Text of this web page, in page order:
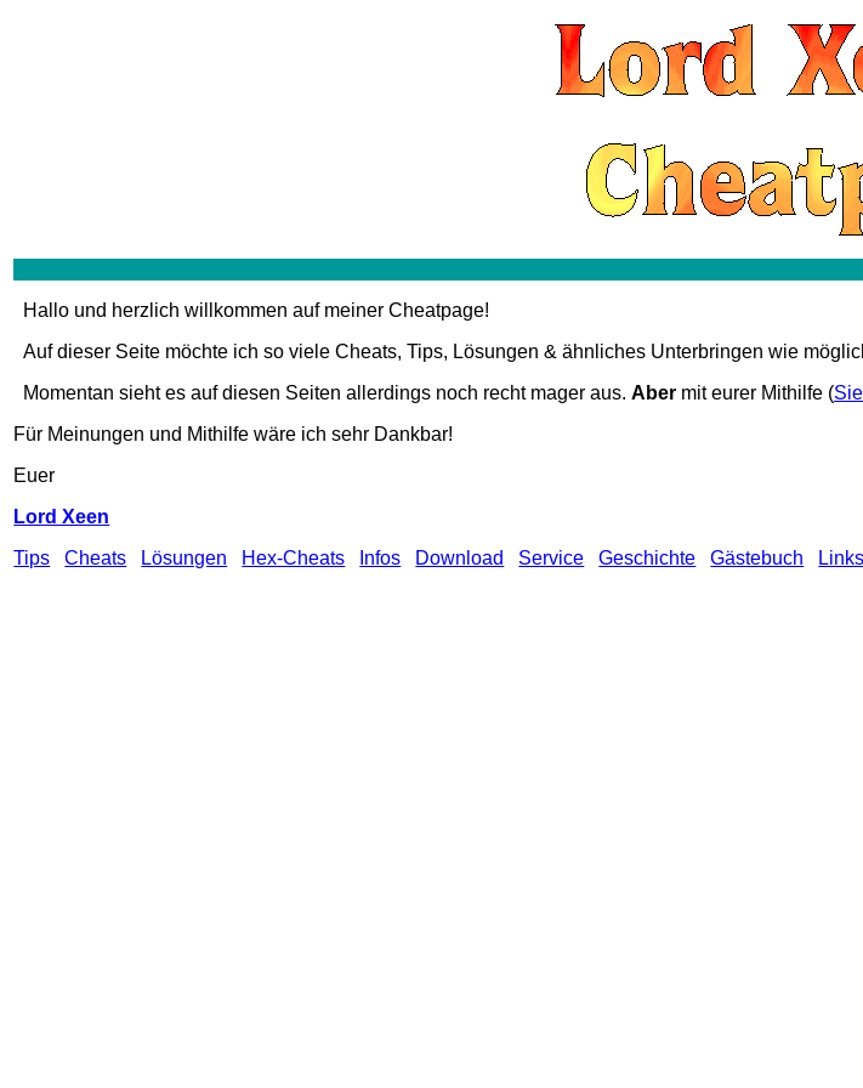
Hallo und herzlich willkommen auf meiner Cheatpage!
Auf dieser Seite möchte ich so viele Cheats, Tips, Lösungen & ähnliches Unterbringen wie
Momentan sieht es auf diesen Seiten allerdings noch recht mager aus. Abermit eurer Mithilfe (
Für Meinungen und Mithilfe wäre ich sehr Dankbar!
Euer
Lord Xeen
Tips
Cheats Lösungen Hex-Cheats Infos Download Service Geschichte Gästebuch Links